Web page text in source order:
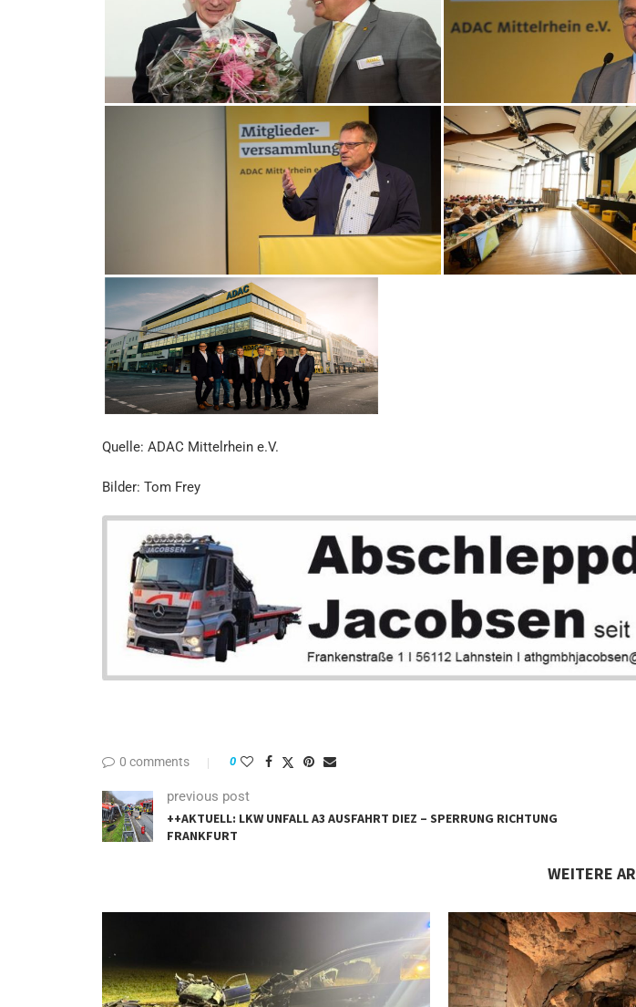
Quelle: ADAC Mittelrhein e.V.
Bilder: Tom Frey
0 comments 0
previous post
++AKTUELL: LKW UNFALL A3 AUSFAHRT DIEZ – SPERRUNG RICHTUNG
FRANKFURT
WEITERE